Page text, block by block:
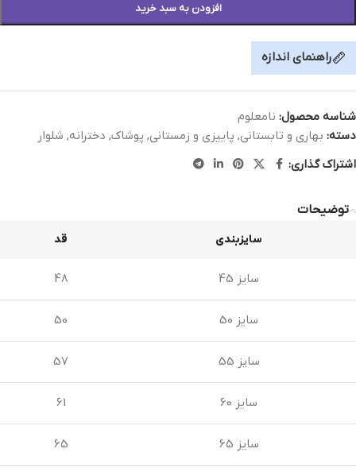
افزودن به سبد خرید
راهنمای اندازه
شناسه محصول: نامعلوم
دسته: بهاری و تابستانی, پاییزی و زمستانی, پوشاک, دخترانه, شلوار
اشتراک گذاری:
توضیحات
سایزبندی قد
سایز 45 48
سایز 50 50
سایز 55 57
سایز 60 61
سایز 65 65